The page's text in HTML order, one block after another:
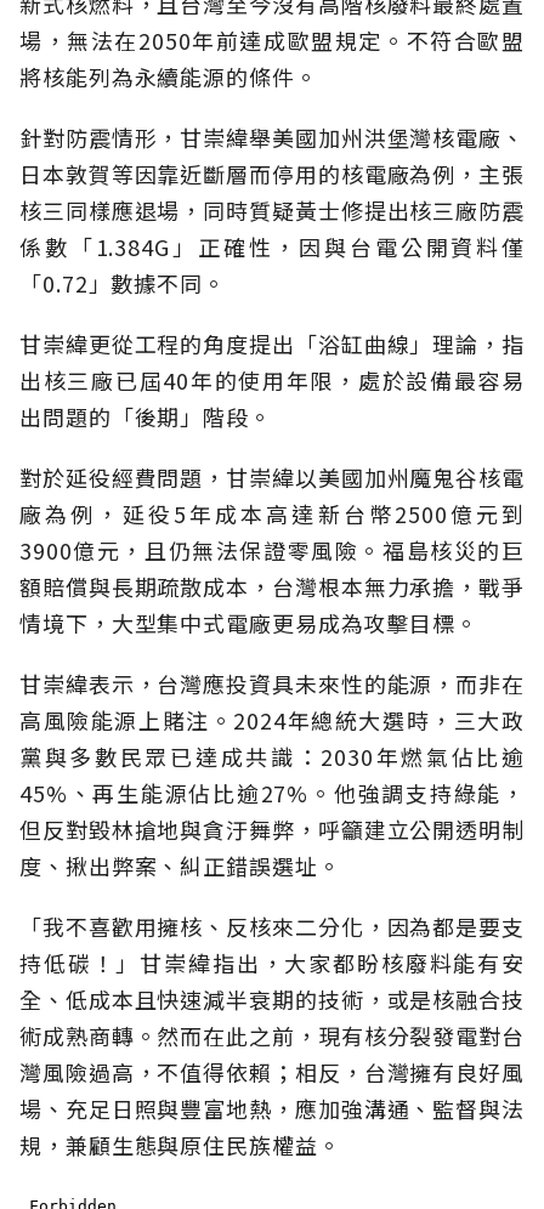
場，無法在2050年前達成歐盟規定。不符合歐盟
將核能列為永續能源的條件。
針對防震情形，甘崇緯舉美國加州洪堡灣核電廠、
日本敦賀等因靠近斷層而停用的核電廠為例，主張
核三同樣應退場，同時質疑黃士修提出核三廠防震
係數「1.384G」正確性，因與台電公開資料僅
「0.72」數據不同。
甘崇緯更從工程的角度提出「浴缸曲線」理論，指
出核三廠已屆40年的使用年限，處於設備最容易
出問題的「後期」階段。
對於延役經費問題，甘崇緯以美國加州魔鬼谷核電
廠為例，延役5年成本高達新台幣2500億元到
3900億元，且仍無法保證零風險。福島核災的巨
額賠償與長期疏散成本，台灣根本無力承擔，戰爭
情境下，大型集中式電廠更易成為攻擊目標。
甘崇緯表示，台灣應投資具未來性的能源，而非在
高風險能源上賭注。2024年總統大選時，三大政
黨與多數民眾已達成共識：2030年燃氣佔比逾
45%、再生能源佔比逾27%。他強調支持綠能，
但反對毀林搶地與貪汙舞弊，呼籲建立公開透明制
度、揪出弊案、糾正錯誤選址。
「我不喜歡用擁核、反核來二分化，因為都是要支
持低碳！」甘崇緯指出，大家都盼核廢料能有安
全、低成本且快速減半衰期的技術，或是核融合技
術成熟商轉。然而在此之前，現有核分裂發電對台
灣風險過高，不值得依賴；相反，台灣擁有良好風
場、充足日照與豐富地熱，應加強溝通、監督與法
規，兼顧生態與原住民族權益。